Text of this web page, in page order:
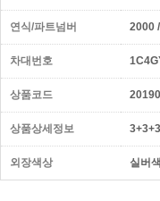
연식/파트넘버 2000
차대번호
상품코드
상품상세정보
외장색상 실버색